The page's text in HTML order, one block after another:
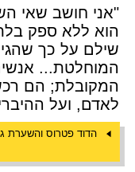
"אני חושב שאי
הוא ללא ספק
שילם על כך
המוחלטת...
המקובלת; הם
לאדם, ועל
הדוד פטרוס והשערת